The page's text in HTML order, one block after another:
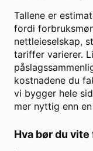
Tallene er
fordi
nettleieselskap,
tariffer varierer.
kostnadene du
vi bygger hele
mer nyttig enn
Hva bør du